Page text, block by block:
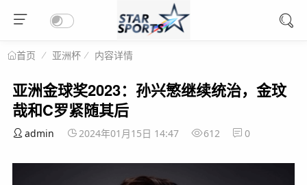
首页 亚洲杯 内容详情
亚洲金球奖2023：孙兴慜继续统治，金玟
哉和C罗紧随其后
admin 2024年01月15日 14:47 612 0